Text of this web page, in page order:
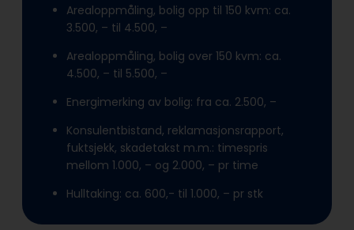
Arealoppmåling, bolig opp til 150 kvm: ca.
3.500, – til 4.500, –
Arealoppmåling, bolig over 150 kvm: ca.
4.500, – til 5.500, –
Energimerking av bolig: fra ca. 2.500, –
Konsulentbistand, reklamasjonsrapport,
fuktsjekk, skadetakst m.m.: timespris
mellom 1.000, – og 2.000, – pr time
Hulltaking: ca. 600,- til 1.000, – pr stk